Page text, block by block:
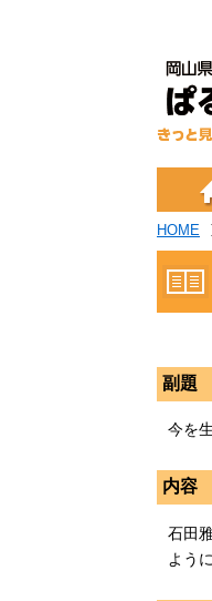
HOME
副題
今を
内容
石田
よう